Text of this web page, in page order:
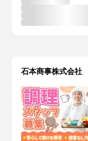
石本商事株式会